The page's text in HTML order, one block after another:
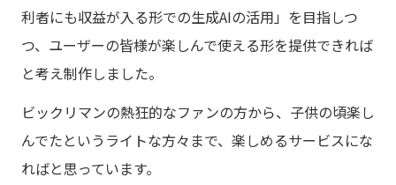
利者にも収益が入る形での生成AIの活用」を目指しつ
つ、ユーザーの皆様が楽しんで使える形を提供できれば
と考え制作しました。
ビックリマンの熱狂的なファンの方から、子供の頃楽し
んでたというライトな方々まで、楽しめるサービスにな
ればと思っています。